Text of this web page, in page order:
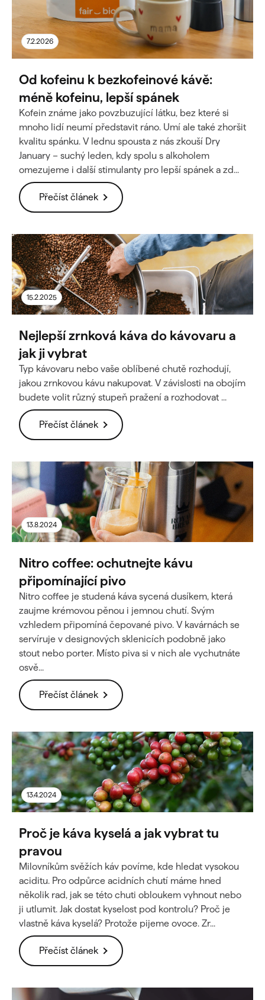
7.2.2026
Od kofeinu k bezkofeinové kávě:
méně kofeinu, lepší spánek
Kofein známe jako povzbuzující látku, bez které si
mnoho lidí neumí představit ráno. Umí ale také zhoršit
kvalitu spánku. V lednu spousta z nás zkouší Dry
January – suchý leden, kdy spolu s alkoholem
omezujeme i další stimulanty pro lepší spánek a zd...
Přečíst článek
15.2.2025
Nejlepší zrnková káva do kávovaru a
jak ji vybrat
Typ kávovaru nebo vaše oblíbené chutě rozhodují,
jakou zrnkovou kávu nakupovat. V závislosti na obojím
budete volit různý stupeň pražení a rozhodovat ...
Přečíst článek
13.8.2024
Nitro coffee: ochutnejte kávu
připomínající pivo
Nitro coffee je studená káva sycená dusíkem, která
zaujme krémovou pěnou i jemnou chutí. Svým
vzhledem připomíná čepované pivo. V kavárnách se
servíruje v designových sklenicích podobně jako
stout nebo porter. Místo piva si v nich ale vychutnáte
osvě...
Přečíst článek
13.4.2024
Proč je káva kyselá a jak vybrat tu
pravou
Milovníkům svěžích káv povíme, kde hledat vysokou
aciditu. Pro odpůrce acidních chutí máme hned
několik rad, jak se této chuti obloukem vyhnout nebo
ji utlumit. Jak dostat kyselost pod kontrolu? Proč je
vlastně káva kyselá? Protože pijeme ovoce. Zr...
Přečíst článek